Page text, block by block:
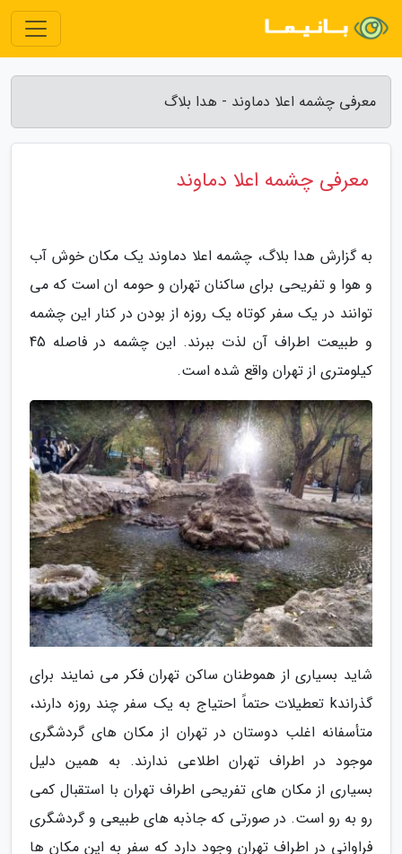
معرفی چشمه اعلا دماوند - هدا بلاگ
معرفی چشمه اعلا دماوند
به گزارش هدا بلاگ، چشمه اعلا دماوند یک مکان خوش آب
و هوا و تفریحی برای ساکنان تهران و حومه ان است که می
توانند در یک سفر کوتاه یک روزه از بودن در کنار این چشمه
و طبیعت اطراف آن لذت ببرند. این چشمه در فاصله 45
کیلومتری از تهران واقع شده است.
شاید بسیاری از هموطنان ساکن تهران فکر می نمایند برای
گذراندk تعطیلات حتماً احتیاج به یک سفر چند روزه دارند،
متأسفانه اغلب دوستان در تهران از مکان های گردشگری
موجود در اطراف تهران اطلاعی ندارند. به همین دلیل
بسیاری از مکان های تفریحی اطراف تهران با استقبال کمی
رو به رو است. در صورتی که جاذبه های طبیعی و گردشگری
فراوانی در اطراف تهران وجود دارد که سفر به این مکان ها